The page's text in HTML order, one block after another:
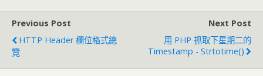
Previous Post
HTTP Header 欄位格式總
覽
Next Post
用 PHP 抓取下星期二的
Timestamp - Strtotime()